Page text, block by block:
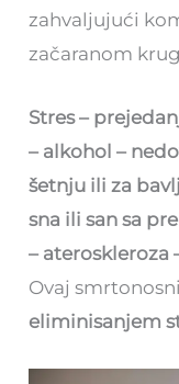
zahvaljujući
začaranom
Stres –
– alkohol –
šetnju ili za
sna ili san sa
– ateroskleroza
Ovaj
eliminisanjem